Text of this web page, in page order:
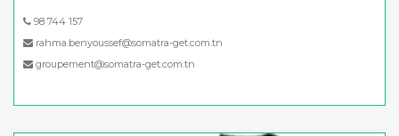
98 744 157
rahma.benyoussef@somatra-get.com.tn
groupement@somatra-get.com.tn